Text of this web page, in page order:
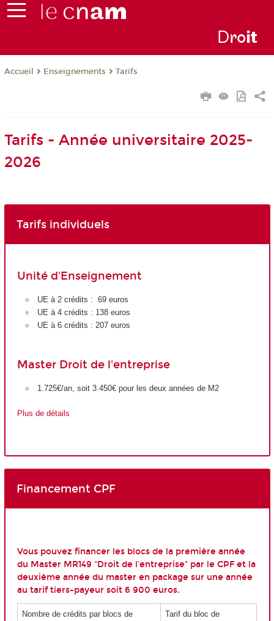
Droit
Accueil Enseignements Tarifs
Tarifs - Année universitaire 2025-
2026
Tarifs individuels
Unité d'Enseignement
UE à 2 crédits : 69 euros
UE à 4 crédits : 138 euros
UE à 6 crédits : 207 euros
Master Droit de l'entreprise
1.725€/an, soit 3.450€ pour les deux années de M2
Plus de détails
Financement CPF
Vous pouvez financer les blocs de la première année
du Master MR149 "Droit de l'entreprise" par le CPF et la
deuxième année du master en package sur une année
au tarif tiers-payeur soit 6 900 euros.
Nombre de crédits par blocs de
Tarif du bloc de